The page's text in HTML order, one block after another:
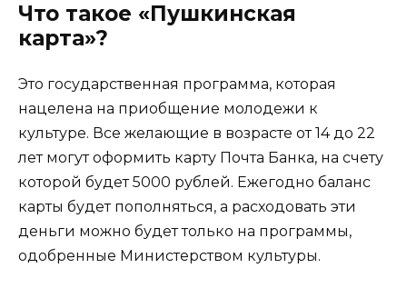
Что такое «Пушкинская
карта»?
Это государственная программа, которая
нацелена на приобщение молодежи к
культуре. Все желающие в возрасте от 14 до 22
лет могут оформить карту Почта Банка, на счету
которой будет 5000 рублей. Ежегодно баланс
карты будет пополняться, а расходовать эти
деньги можно будет только на программы,
одобренные Министерством культуры.